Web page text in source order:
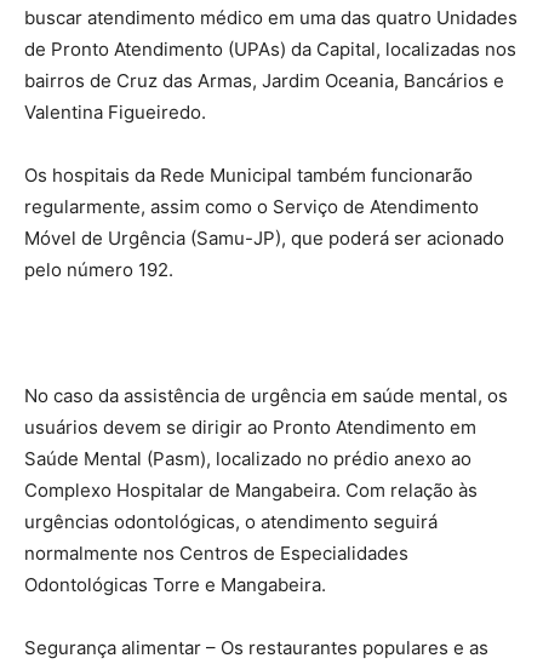
buscar atendimento médico em uma das quatro Unidades
de Pronto Atendimento (UPAs) da Capital, localizadas nos
bairros de Cruz das Armas, Jardim Oceania, Bancários e
Valentina Figueiredo.
Os hospitais da Rede Municipal também funcionarão
regularmente, assim como o Serviço de Atendimento
Móvel de Urgência (Samu-JP), que poderá ser acionado
pelo número 192.
No caso da assistência de urgência em saúde mental, os
usuários devem se dirigir ao Pronto Atendimento em
Saúde Mental (Pasm), localizado no prédio anexo ao
Complexo Hospitalar de Mangabeira. Com relação às
urgências odontológicas, o atendimento seguirá
normalmente nos Centros de Especialidades
Odontológicas Torre e Mangabeira.
Segurança alimentar – Os restaurantes populares e as